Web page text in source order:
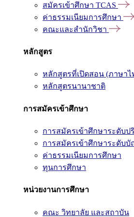
สมัครเข้าศึกษา TCAS
ค่าธรรมเนียมการศึกษา
คณะและสำนักวิชา
หลักสูตร
หลักสูตรที่เปิดสอน (ภาษาไ
หลักสูตรนานาชาติ
การสมัครเข้าศึกษา
การสมัครเข้าศึกษาระดั
การสมัครเข้าศึกษาระดับ
ค่าธรรมเนียมการศึกษา
ทุนการศึกษา
หน่วยงานการศึกษา
คณะ วิทยาลัย และสถาบัน